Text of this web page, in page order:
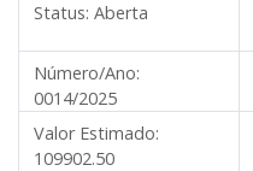
Status: Aberta
Número/Ano:
0014/2025
Valor Estimado:
109902.50